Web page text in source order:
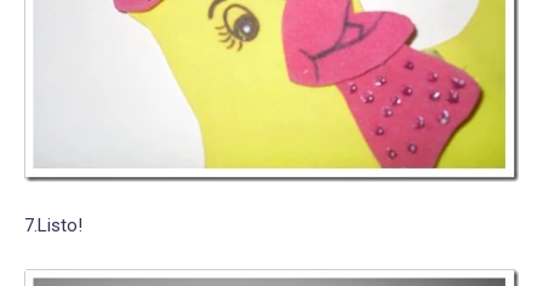
7.Listo!